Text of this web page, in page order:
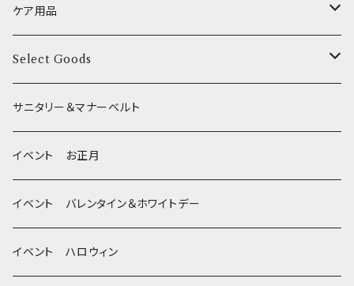
季節限定 バレンタイン&ホワイトデー
季節限定 夏
季節限定 ハロウィン
季節限定 クリスマス
Wonderful Kitchen / (旧)P-ball
MEAT
グルテンフリー！ _ DOG TREE
サークル
サークルカバー
ケア用品
ブラシ類
デンタルケア
除菌・抗菌・消臭
耳
静電気防止スプレー
Select Goods
Bichon Frise
サニタリー＆マナーベルト
イベント お正月
イベント バレンタイン＆ホワイトデー
イベント ハロウィン